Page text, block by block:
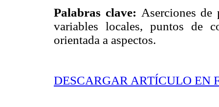
Palabras clave: Aserciones de
variables locales, puntos de
orientada a aspectos.
DESCARGAR ARTÍCULO EN